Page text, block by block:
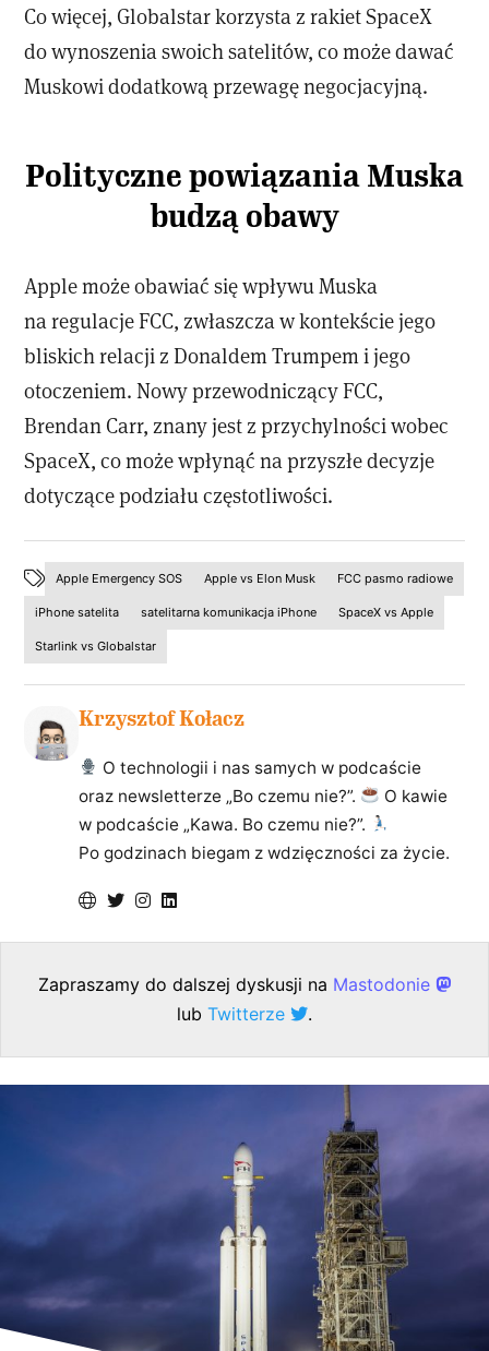
Co więcej, Globalstar korzysta z rakiet SpaceX
do wynoszenia swoich satelitów, co może dawać
Muskowi dodatkową przewagę negocjacyjną.
Polityczne powiązania Muska
budzą obawy
Apple może obawiać się wpływu Muska
na regulacje FCC, zwłaszcza w kontekście jego
bliskich relacji z Donaldem Trumpem i jego
otoczeniem. Nowy przewodniczący FCC,
Brendan Carr, znany jest z przychylności wobec
SpaceX, co może wpłynąć na przyszłe decyzje
dotyczące podziału częstotliwości.
Apple Emergency SOS Apple vs Elon Musk FCC pasmo radiowe
iPhone satelita satelitarna komunikacja iPhone SpaceX vs Apple
Starlink vs Globalstar
Krzysztof Kołacz
O technologii i nas samych w podcaście
oraz newsletterze „Bo czemu nie?”.
O kawie
w podcaście „Kawa. Bo czemu nie?”.
Po godzinach biegam z wdzięczności za życie.
Zapraszamy do dalszej dyskusji na Mastodonie
lub Twitterze .